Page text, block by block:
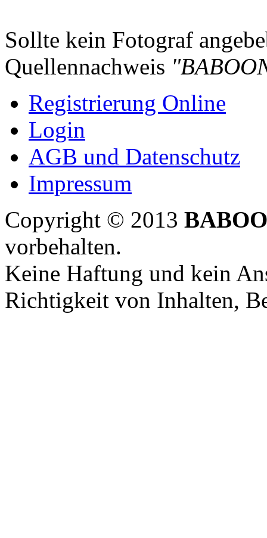
Sollte kein Fotograf
Quellennachweis
Registrierung Online
Login
AGB und Datenschutz
Impressum
Copyright © 2013
vorbehalten.
Keine Haftung und kein
Richtigkeit von Inhalten,